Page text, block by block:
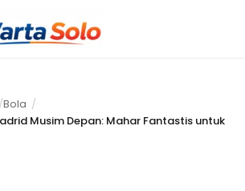
Bola
Musim Depan: Mahar Fantastis untuk